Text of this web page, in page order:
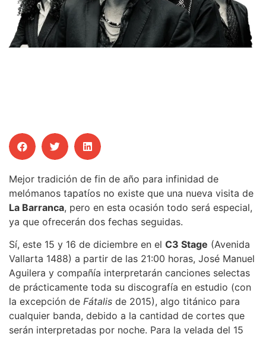
Mejor tradición de fin de año para infinidad de
melómanos tapatíos no existe que una nueva visita de
La Barranca, pero en esta ocasión todo será especial,
ya que ofrecerán dos fechas seguidas.
Sí, este 15 y 16 de diciembre en el C3 Stage (Avenida
Vallarta 1488) a partir de las 21:00 horas, José Manuel
Aguilera y compañía interpretarán canciones selectas
de prácticamente toda su discografía en estudio (con
la excepción de Fátalis de 2015), algo titánico para
cualquier banda, debido a la cantidad de cortes que
serán interpretadas por noche. Para la velada del 15